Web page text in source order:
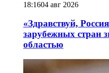
18:1604 авг 2026
«Здравствуй,
зарубежных стран
областью